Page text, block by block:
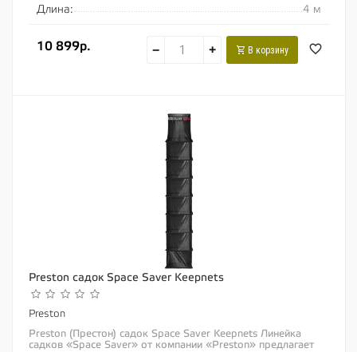
Длина: 4 м
10 899р. − + В корзину
Preston садок Space Saver Keepnets
Preston
Preston (Престон) садок Space Saver Keepnets Линейка
садков «Space Saver» от компании «Preston» предлагает